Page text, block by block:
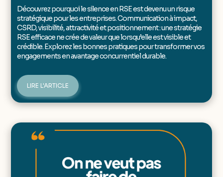
Découvrez pourquoi le silence en RSE est devenu un risque
stratégique pour les entreprises. Communication à impact,
CSRD, visibilité, attractivité et positionnement : une stratégie
RSE efficace ne crée de valeur que lorsqu’elle est visible et
crédible. Explorez les bonnes pratiques pour transformer vos
engagements en avantage concurrentiel durable.
LIRE L'ARTICLE